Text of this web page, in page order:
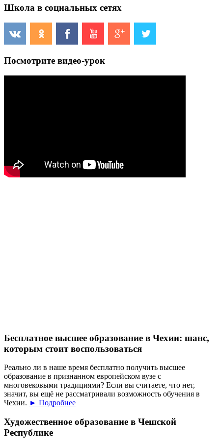
Школа в социальных сетях
Посмотрите видео-урок
Бесплатное высшее образование в Чехии: шанс,
которым стоит воспользоваться
Реально ли в наше время бесплатно получить высшее
образование в признанном европейском вузе с
многовековыми традициями? Если вы считаете, что нет,
значит, вы ещё не рассматривали возможность обучения в
Чехии. ► Подробнее
Художественное образование в Чешской
Республике